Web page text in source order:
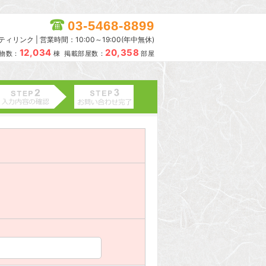
03-5468-8899
ィリンク | 営業時間：10:00～19:00(年中無休)
数： 12,034 棟 掲載部屋数： 20,358 部屋